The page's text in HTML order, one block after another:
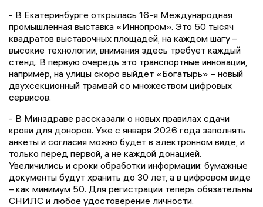
- В Екатеринбурге открылась 16-я Международная
промышленная выставка «Иннопром». Это 50 тысяч
квадратов выставочных площадей, на каждом шагу –
высокие технологии, внимания здесь требует каждый
стенд. В первую очередь это транспортные инновации,
например, на улицы скоро выйдет «Богатырь» – новый
двухсекционный трамвай со множеством цифровых
сервисов.
- В Минздраве рассказали о новых правилах сдачи
крови для доноров. Уже с января 2026 года заполнять
анкеты и согласия можно будет в электронном виде, и
только перед первой, а не каждой донацией.
Увеличились и сроки обработки информации: бумажные
документы будут хранить до 30 лет, а в цифровом виде
– как минимум 50. Для регистрации теперь обязательны
СНИЛС и любое удостоверение личности.